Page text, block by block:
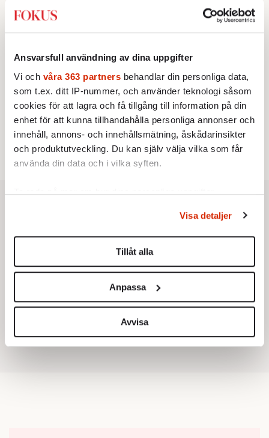
Ansvarsfull användning av dina uppgifter
Vi och våra 363 partners behandlar din personliga data,
som t.ex. ditt IP-nummer, och använder teknologi såsom
cookies för att lagra och få tillgång till information på din
enhet för att kunna tillhandahålla personliga annonser och
innehåll, annons- och innehållsmätning, åskådarinsikter
och produktutveckling. Du kan själv välja vilka som får
använda din data och i vilka syften.
Ta reda på mer om hur dina personliga uppgifter
Du kan ändra eller dra tillbaka ditt samtycke när som
helst från cookie-förklaringen.
Vi använder enhetsidentifierare för att anpassa innehållet
för sociala medier och analysera vår trafik. Vi
vidarebefordrar även sådana identifierare och annan
information från din enhet till de sociala medier och
annons- och analysföretag som vi samarbetar med.
Visa detaljer
Tillåt alla
Anpassa
Avvisa
3.Vattenbristen är här – men var femte liter läcker
4.Nina Lekander:På ”Kommunisthögskolan” drömde
alla om att vara arbetarklass
KRÖNIKA
5.Frans Wachtmeister:Ja, AC är ett hot mot den
franska civilisationen
6.Bitte Assarmo:Sagan om den lågbegåvade
ursprungsbefolkningen i Filipstad